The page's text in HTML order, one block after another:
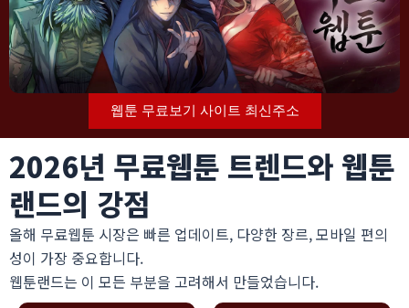
웹툰 무료보기 사이트 최신주소
2026년 무료웹툰 트렌드와 웹툰
랜드의 강점
올해 무료웹툰 시장은 빠른 업데이트, 다양한 장르, 모바일 편의
성이 가장 중요합니다.
웹툰랜드는 이 모든 부분을 고려해서 만들었습니다.